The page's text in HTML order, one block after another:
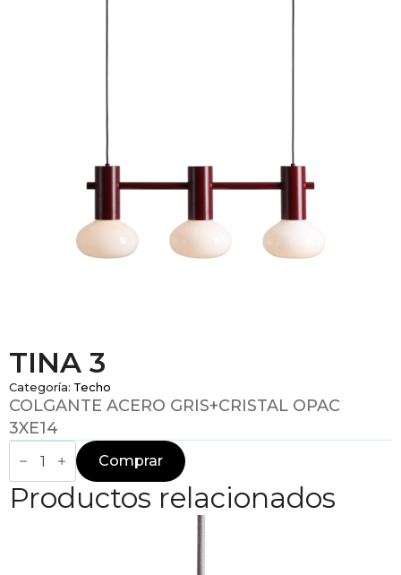
TINA 3
Categoría: Techo
COLGANTE ACERO GRIS+CRISTAL OPAC
3XE14
TINA
Comprar
Productos relacionados